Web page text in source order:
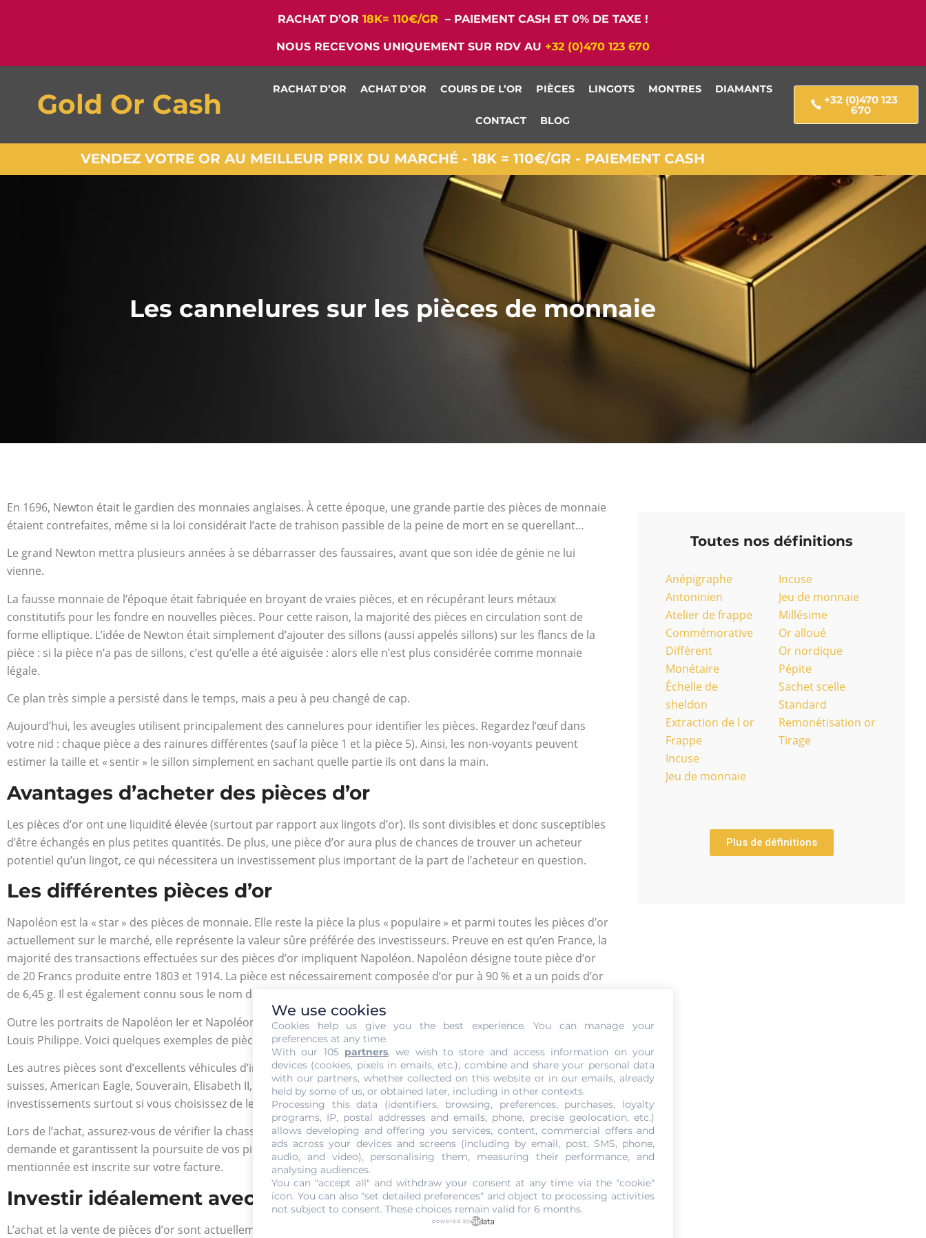
RACHAT D’OR 18K= 110€/GR – PAIEMENT CASH ET 0% DE TAXE !
NOUS RECEVONS UNIQUEMENT SUR RDV AU +32 (0)470 123 670
Gold Or Cash RACHAT D’OR ACHAT D’OR COURS DE L’OR PIÈCES LINGOTS MONTRES DIAMANTS
CONTACT BLOG
+32 (0)470 123
670
VENDEZ VOTRE OR AU MEILLEUR PRIX DU MARCHÉ - 18K = 110€/GR - PAIEMENT CASH
Les cannelures sur les pièces de monnaie
En 1696, Newton était le gardien des monnaies anglaises. À cette époque, une grande partie des pièces de monnaie
étaient contrefaites, même si la loi considérait l’acte de trahison passible de la peine de mort en se querellant…
Le grand Newton mettra plusieurs années à se débarrasser des faussaires, avant que son idée de génie ne lui
vienne.
La fausse monnaie de l’époque était fabriquée en broyant de vraies pièces, et en récupérant leurs métaux
constitutifs pour les fondre en nouvelles pièces. Pour cette raison, la majorité des pièces en circulation sont de
forme elliptique. L’idée de Newton était simplement d’ajouter des sillons (aussi appelés sillons) sur les flancs de la
pièce : si la pièce n’a pas de sillons, c’est qu’elle a été aiguisée : alors elle n’est plus considérée comme monnaie
légale.
Ce plan très simple a persisté dans le temps, mais a peu à peu changé de cap.
Aujourd’hui, les aveugles utilisent principalement des cannelures pour identifier les pièces. Regardez l’œuf dans
votre nid : chaque pièce a des rainures différentes (sauf la pièce 1 et la pièce 5). Ainsi, les non-voyants peuvent
estimer la taille et « sentir » le sillon simplement en sachant quelle partie ils ont dans la main.
Avantages d’acheter des pièces d’or
Les pièces d’or ont une liquidité élevée (surtout par rapport aux lingots d’or). Ils sont divisibles et donc susceptibles
d’être échangés en plus petites quantités. De plus, une pièce d’or aura plus de chances de trouver un acheteur
potentiel qu’un lingot, ce qui nécessitera un investissement plus important de la part de l’acheteur en question.
Les différentes pièces d’or
Napoléon est la « star » des pièces de monnaie. Elle reste la pièce la plus « populaire » et parmi toutes les pièces d’or
actuellement sur le marché, elle représente la valeur sûre préférée des investisseurs. Preuve en est qu’en France, la
majorité des transactions effectuées sur des pièces d’or impliquent Napoléon. Napoléon désigne toute pièce d’or
de 20 Francs produite entre 1803 et 1914. La pièce est nécessairement composée d’or pur à 90 % et a un poids d’or
de 6,45 g. Il est également connu sous le nom de Louis d’Or.
Outre les portraits de Napoléon Ier et Napoléon III, on trouve également Napoléon à l’effigie de Cérès ou encore de
Louis Philippe. Voici quelques exemples de pièces non échangeables.
Les autres pièces sont d’excellents véhicules d’investissement. On peut citer Kruggerand, Reichmark, 20 francs
suisses, American Eagle, Souverain, Elisabeth II, Maple leaf, Vreneli ou encore 50 Peso sont également de très bons
investissements surtout si vous choisissez de les vendre sur les marchés étrangers.
Lors de l’achat, assurez-vous de vérifier la chassabilité de votre pièce. Des sacs scellés vous sont fournis sur
demande et garantissent la poursuite de vos pièces. Vous pouvez également vérifier si la pièce poursuivie
mentionnée est inscrite sur votre facture.
Investir idéalement avec peu de risque
L’achat et la vente de pièces d’or sont actuellement considérés comme l’un des meilleurs moyens d’investir votre
Toutes nos définitions
Anépigraphe
Antoninien
Atelier de frappe
Commémorative
Différent
Monétaire
Échelle de
sheldon
Extraction de l or
Frappe
Incuse
Jeu de monnaie
Incuse
Jeu de monnaie
Millésime
Or alloué
Or nordique
Pépite
Sachet scelle
Standard
Remonétisation or
Tirage
Plus de définitions
We use cookies
Cookies help us give you the best experience. You can manage your
preferences at any time.
With our 105 partners, we wish to store and access information on your
devices (cookies, pixels in emails, etc.), combine and share your personal data
with our partners, whether collected on this website or in our emails, already
held by some of us, or obtained later, including in other contexts.
Processing this data (identifiers, browsing, preferences, purchases, loyalty
programs, IP, postal addresses and emails, phone, precise geolocation, etc.)
allows developing and offering you services, content, commercial offers and
ads across your devices and screens (including by email, post, SMS, phone,
audio, and video), personalising them, measuring their performance, and
analysing audiences.
You can "accept all" and withdraw your consent at any time via the "cookie"
icon. You can also "set detailed preferences" and object to processing activities
not subject to consent. These choices remain valid for 6 months.
powered by